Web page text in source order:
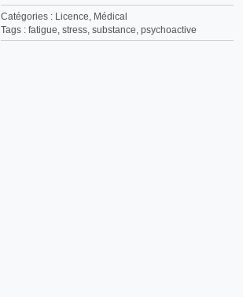
Catégories : Licence
Médical
Tags : fatigue stress substance psychoactive